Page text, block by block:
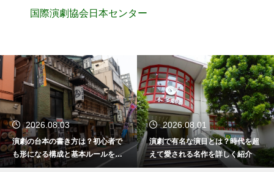
国際演劇協会日本センター
2026.08.03
演劇の台本の書き方は？初心者で
も形になる構成と基本ルールを解
説
2026.08.01
演劇で有名な演目とは？時代を超
えて愛される名作を詳しく紹介